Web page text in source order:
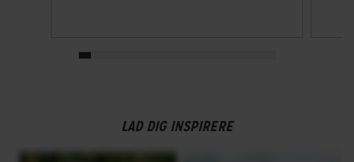
LAD DIG INSPIRERE